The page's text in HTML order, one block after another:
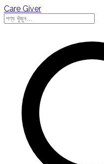
Care Giver